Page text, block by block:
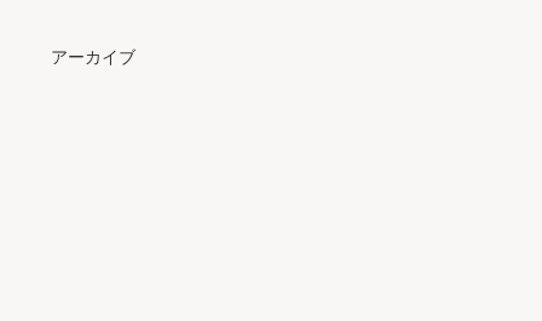
アーカイブ